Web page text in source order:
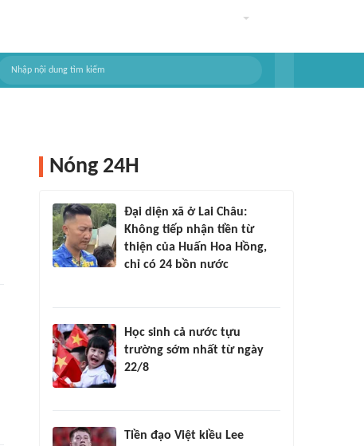
Nóng 24H
Đại diện xã ở Lai Châu:
Không tiếp nhận tiền từ
thiện của Huấn Hoa Hồng,
chỉ có 24 bồn nước
Học sinh cả nước tựu
trường sớm nhất từ ngày
22/8
Tiền đạo Việt kiều Lee